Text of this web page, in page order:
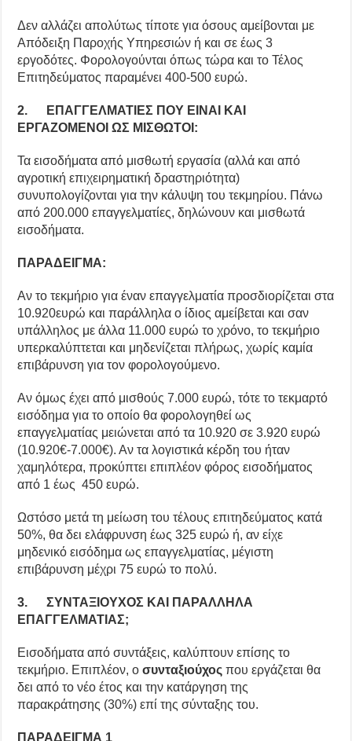
Δεν αλλάζει απολύτως τίποτε για όσους αμείβονται με
Απόδειξη Παροχής Υπηρεσιών ή και σε έως 3
εργοδότες. Φορολογούνται όπως τώρα και το Τέλος
Επιτηδεύματος παραμένει 400-500 ευρώ.
2. ΕΠΑΓΓΕΛΜΑΤΙΕΣ ΠΟΥ ΕΙΝΑΙ ΚΑΙ
ΕΡΓΑΖΟΜΕΝΟΙ ΩΣ ΜΙΣΘΩΤΟΙ:
Τα εισοδήματα από μισθωτή εργασία (αλλά και από
αγροτική επιχειρηματική δραστηριότητα)
συνυπολογίζονται για την κάλυψη του τεκμηρίου. Πάνω
από 200.000 επαγγελματίες, δηλώνουν και μισθωτά
εισοδήματα.
ΠΑΡΑΔΕΙΓΜΑ:
Αν το τεκμήριο για έναν επαγγελματία προσδιορίζεται στα
10.920ευρώ και παράλληλα ο ίδιος αμείβεται και σαν
υπάλληλος με άλλα 11.000 ευρώ το χρόνο, το τεκμήριο
υπερκαλύπτεται και μηδενίζεται πλήρως, χωρίς καμία
επιβάρυνση για τον φορολογούμενο.
Αν όμως έχει από μισθούς 7.000 ευρώ, τότε το τεκμαρτό
εισόδημα για το οποίο θα φορολογηθεί ως
επαγγελματίας μειώνεται από τα 10.920 σε 3.920 ευρώ
(10.920€-7.000€). Αν τα λογιστικά κέρδη του ήταν
χαμηλότερα, προκύπτει επιπλέον φόρος εισοδήματος
από 1 έως 450 ευρώ.
Ωστόσο μετά τη μείωση του τέλους επιτηδεύματος κατά
50%, θα δει ελάφρυνση έως 325 ευρώ ή, αν είχε
μηδενικό εισόδημα ως επαγγελματίας, μέγιστη
επιβάρυνση μέχρι 75 ευρώ το πολύ.
3. ΣΥΝΤΑΞΙΟΥΧΟΣ ΚΑΙ ΠΑΡΑΛΛΗΛΑ
ΕΠΑΓΓΕΛΜΑΤΙΑΣ;
Εισοδήματα από συντάξεις, καλύπτουν επίσης το
τεκμήριο. Επιπλέον, οσυνταξιούχος που εργάζεται θα
δει από το νέο έτος και την κατάργηση της
παρακράτησης (30%) επί της σύνταξης του.
ΠΑΡΑΔΕΙΓΜΑ 1